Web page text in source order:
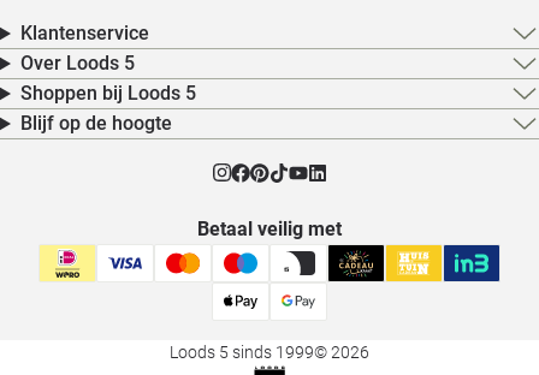
Klantenservice
Over Loods 5
Shoppen bij Loods 5
Blijf op de hoogte
Betaal veilig met
Loods 5 sinds 1999© 2026